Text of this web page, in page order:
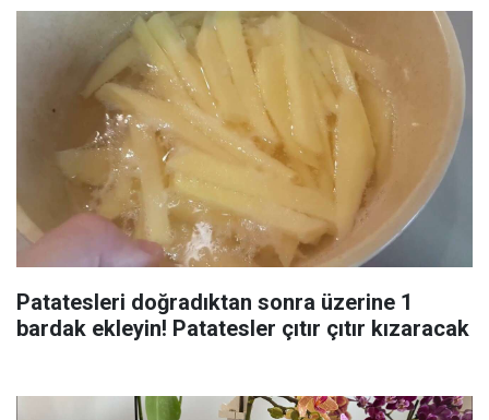
Patatesleri doğradıktan sonra üzerine 1
bardak ekleyin! Patatesler çıtır çıtır kızaracak